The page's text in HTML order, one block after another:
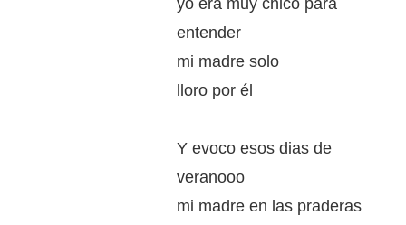
yo era muy chico para
entender
mi madre solo
lloro por él
Y evoco esos dias de
veranooo
mi madre en las praderas